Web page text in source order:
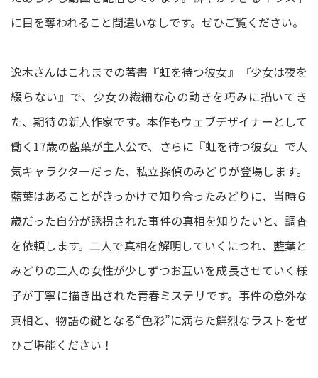
に目を奪われること間違いなしです。ぜひご覧ください。
逸木さんはこれまでの著書『虹を待つ彼女』『少女は夜を
綴らない』で、少女の繊細な心の動きを巧みに描いてき
た、期待の新人作家です。本作もウェブデザイナーとして
働く17歳の藍葉が主人公で、さらに『虹を待つ彼女』で人
気キャラクターだった、私立探偵のみどりが登場します。
藍葉はあることがきっかけで知り合ったみどりに、当時６
歳だった自分が誘拐された事件の真相を知りたいと、調査
を依頼します。二人で真相を解明していくにつれ、藍葉と
みどりの二人の女性が少しずつお互いを成長させていく様
子が丁寧に描き出された青春ミステリです。事件の意外な
真相と、物語の鍵となる“色彩”に満ちた鮮烈なラストをぜ
ひご堪能ください！